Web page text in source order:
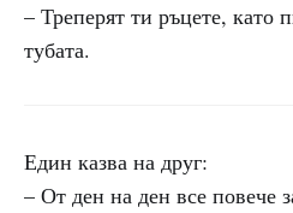
– Треперят ти ръцете, като
тубата.
Един казва на друг:
– От ден на ден все повече